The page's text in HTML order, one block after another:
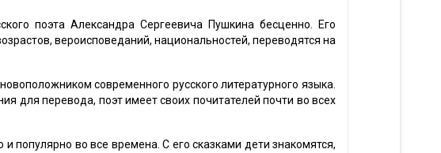
поэта Александра Сергеевича Пушкина бесценно. Его
вероисповеданий, национальностей, переводятся на
современного русского литературного языка.
для перевода, поэт имеет своих почитателей почти во всех
и популярно во все времена. С его сказками дети знакомятся,